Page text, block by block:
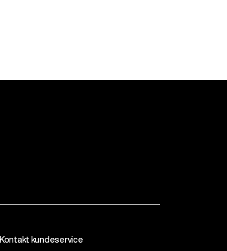
Kontakt kundeservice